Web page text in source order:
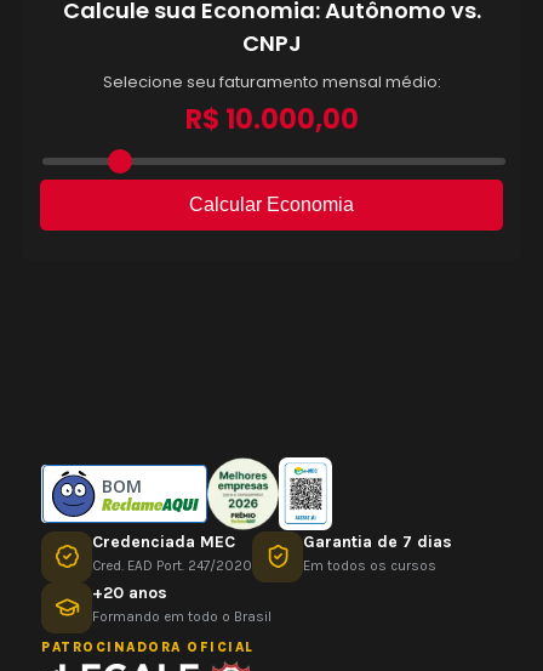
BOM
Credenciada MEC
Cred. EAD Port. 247/2020
Garantia de 7 dias
Em todos os cursos
+20 anos
Formando em todo o Brasil
PATROCINADORA OFICIAL